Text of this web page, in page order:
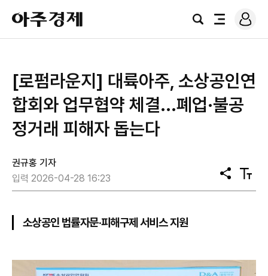
아
주
경
검
전
로
그
[로펌라운지] 대륙아주, 소상공인연
합회와 업무협약 체결...폐업·불공
정거래 피해자 돕는다
권규홍 기자
입력 2026-04-28 16:23
공
유
텍
스
소상공인 법률자문·피해구제 서비스 지원